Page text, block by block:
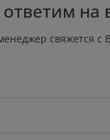
на
свяжется с